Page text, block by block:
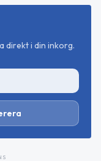
direkt i din inkorg.